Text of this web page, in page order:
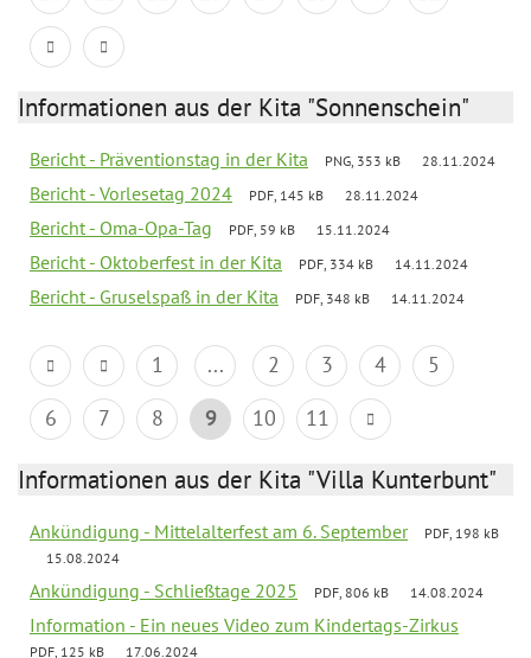
Informationen aus der Kita "Sonnenschein"
Bericht - Präventionstag in der Kita PNG, 353 kB 28.11.2024
Bericht - Vorlesetag 2024 PDF, 145 kB 28.11.2024
Bericht - Oma-Opa-Tag PDF, 59 kB 15.11.2024
Bericht - Oktoberfest in der Kita PDF, 334 kB 14.11.2024
Bericht - Gruselspaß in der Kita PDF, 348 kB 14.11.2024
1 ... 2 3 4
5
6
7 8 9 10 11
Informationen aus der Kita "Villa Kunterbunt"
Ankündigung - Mittelalterfest am 6. September
PDF, 198 kB
15.08.2024
Ankündigung - Schließtage 2025 PDF, 806 kB 14.08.2024
Information - Ein neues Video zum Kindertags-Zirkus
PDF, 125 kB 17.06.2024